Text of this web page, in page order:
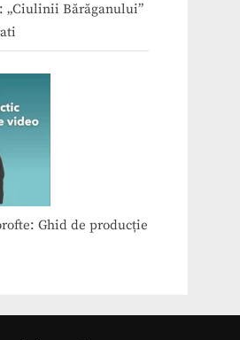
„Ciulinii Bărăganului”
Ghid de producție